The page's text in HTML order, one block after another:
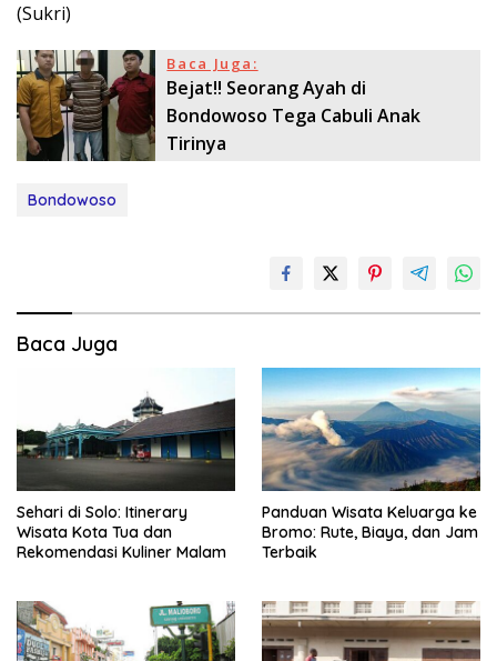
(Sukri)
Baca Juga:
Bejat!! Seorang Ayah di
Bondowoso Tega Cabuli Anak
Tirinya
Bondowoso
Baca Juga
Sehari di Solo: Itinerary
Wisata Kota Tua dan
Rekomendasi Kuliner Malam
Panduan Wisata Keluarga ke
Bromo: Rute, Biaya, dan Jam
Terbaik